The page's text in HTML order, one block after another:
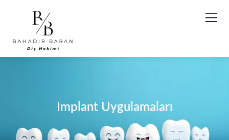
Implant Uygulamaları